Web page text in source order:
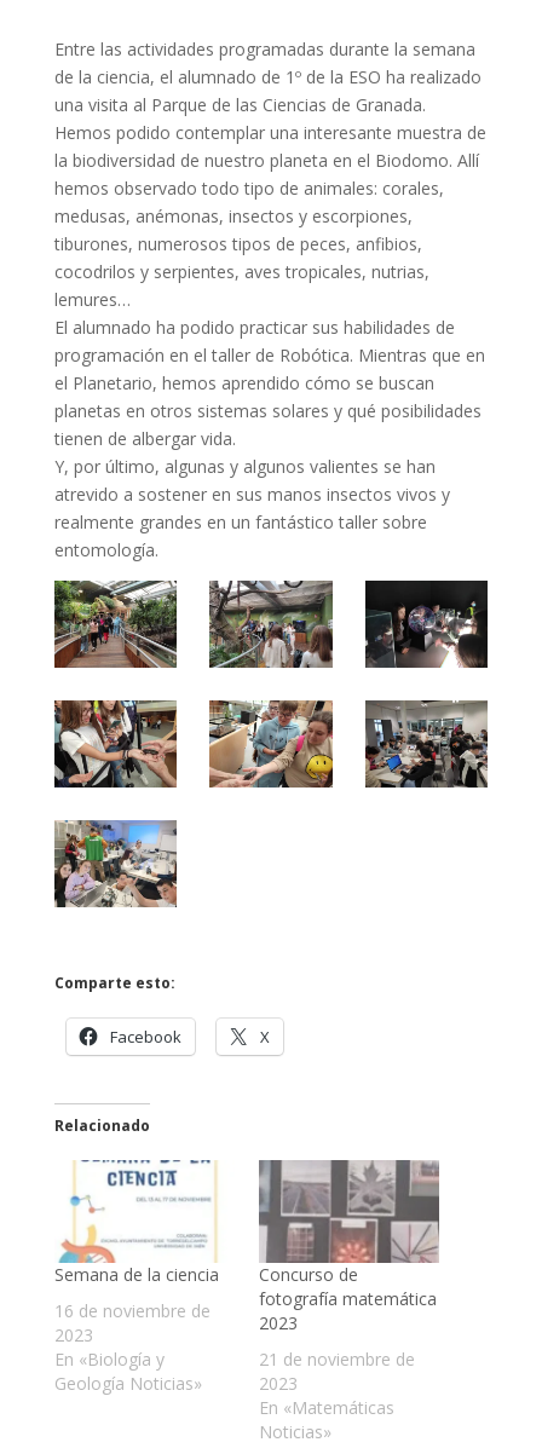
Entre las actividades programadas durante la semana
de la ciencia, el alumnado de 1º de la ESO ha realizado
una visita al Parque de las Ciencias de Granada.
Hemos podido contemplar una interesante muestra de
la biodiversidad de nuestro planeta en el Biodomo. Allí
hemos observado todo tipo de animales: corales,
medusas, anémonas, insectos y escorpiones,
tiburones, numerosos tipos de peces, anfibios,
cocodrilos y serpientes, aves tropicales, nutrias,
lemures…
El alumnado ha podido practicar sus habilidades de
programación en el taller de Robótica. Mientras que en
el Planetario, hemos aprendido cómo se buscan
planetas en otros sistemas solares y qué posibilidades
tienen de albergar vida.
Y, por último, algunas y algunos valientes se han
atrevido a sostener en sus manos insectos vivos y
realmente grandes en un fantástico taller sobre
entomología.
Comparte esto:
Facebook X
Relacionado
Semana de la ciencia
16 de noviembre de
2023
En «Biología y
Geología Noticias»
Concurso de
fotografía matemática
2023
21 de noviembre de
2023
En «Matemáticas
Noticias»